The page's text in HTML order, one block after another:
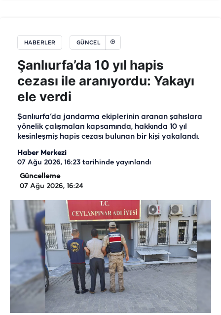
HABERLER GÜNCEL
Şanlıurfa’da 10 yıl hapis
cezası ile aranıyordu: Yakayı
ele verdi
Şanlıurfa’da jandarma ekiplerinin aranan şahıslara
yönelik çalışmaları kapsamında, hakkında 10 yıl
kesinleşmiş hapis cezası bulunan bir kişi yakalandı.
Haber Merkezi
07 Ağu 2026, 16:23 tarihinde yayınlandı
Güncelleme
07 Ağu 2026, 16:24